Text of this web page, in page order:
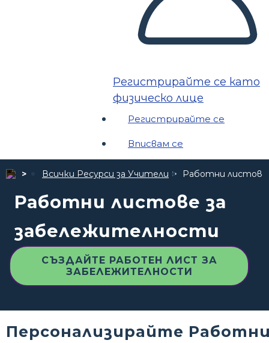
Регистрирайте се като
физическо лице
Регистрирайте се
Вписвам се
Всички Ресурси за Учители Работни
Работни листове за
забележителности
СЪЗДАЙТЕ РАБОТЕН ЛИСТ ЗА
ЗАБЕЛЕЖИТЕЛНОСТИ
Персонализирайте